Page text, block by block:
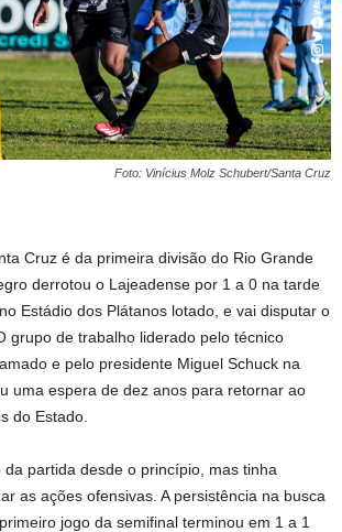
Foto: Vinícius Molz Schubert/Santa Cruz
Cruz é da primeira divisão do Rio Grande
derrotou o Lajeadense por 1 a 0 na tarde
Estádio dos Plátanos lotado, e vai disputar o
grupo de trabalho liderado pelo técnico
e pelo presidente Miguel Schuck na
uma espera de dez anos para retornar ao
do Estado.
partida desde o princípio, mas tinha
as ações ofensivas. A persistência na busca
jogo da semifinal terminou em 1 a 1